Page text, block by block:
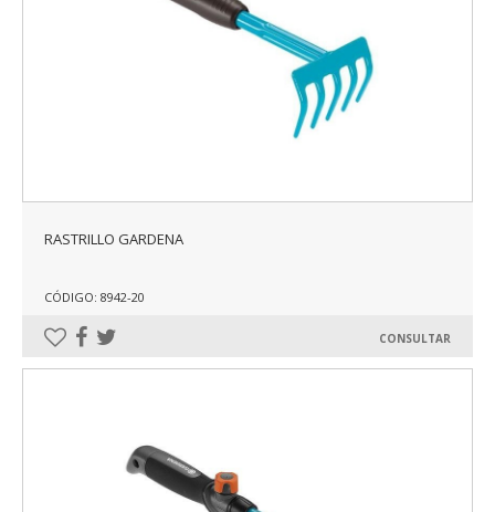
RASTRILLO GARDENA
CÓDIGO: 8942-20
CONSULTAR